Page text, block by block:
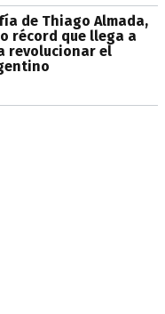
de Thiago Almada,
récord que llega a
revolucionar el